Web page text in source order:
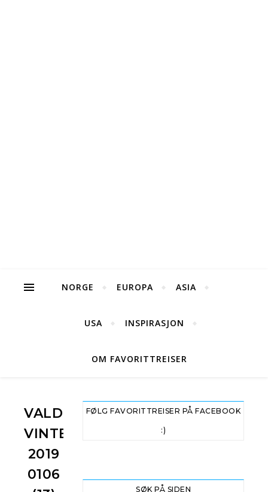
NORGE EUROPA ASIA
USA INSPIRASJON
OM FAVORITTREISER
VALDRESFLYE
VINTER
2019
0106
FØLG FAVORITTREISER PÅ FACEBOOK
:)
SØK PÅ SIDEN